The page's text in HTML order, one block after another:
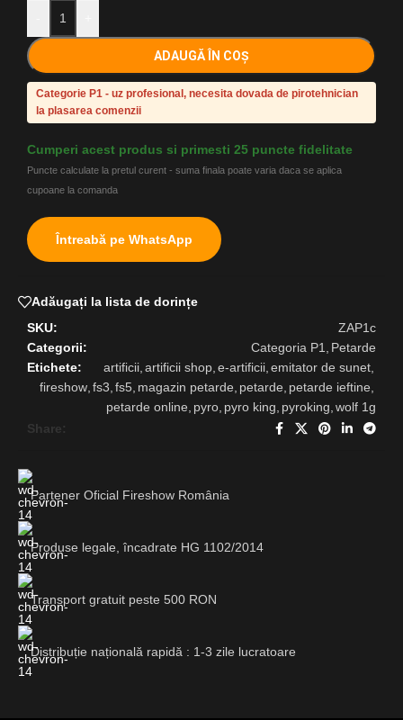
ADAUGĂ ÎN COȘ
Categorie P1 - uz profesional, necesita dovada de pirotehnician
la plasarea comenzii
Cumperi acest produs si primesti 25 puncte fidelitate
Puncte calculate la pretul curent - suma finala poate varia daca se aplica
cupoane la comanda
Întreabă pe WhatsApp
Adăugați la lista de dorințe
SKU:
ZAP1c
Categorii:
Categoria P1
Petarde
Etichete:
artificii artificii shop e-artificii emitator de sunet
fireshow fs3 fs5 magazin petarde petarde petarde ieftine
petarde online pyro pyro king pyroking wolf 1g
Share:
Partener Oficial Fireshow România
Produse legale, încadrate HG 1102/2014
Transport gratuit peste 500 RON
Distribuție națională rapidă : 1-3 zile lucratoare